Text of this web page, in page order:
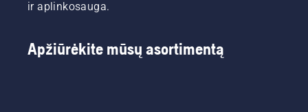
ir aplinkosauga.
Apžiūrėkite mūsų asortimentą